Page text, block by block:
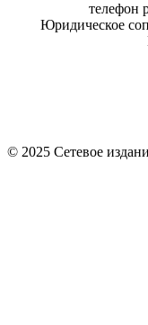
телефон
Юридическое
© 2025 Сетевое